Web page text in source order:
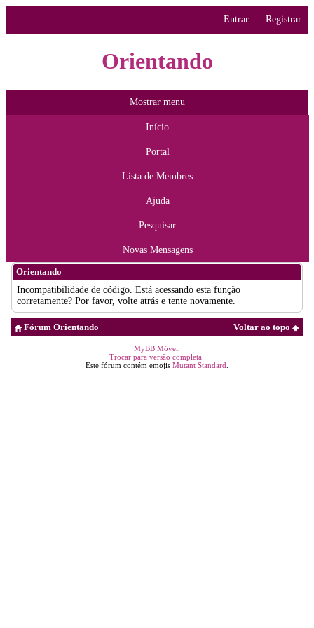
Entrar Registrar
Orientando
Mostrar menu
Início
Portal
Lista de Membres
Ajuda
Pesquisar
Novas Mensagens
Orientando
Incompatibilidade de código. Está acessando esta função
corretamente? Por favor, volte atrás e tente novamente.
Voltar ao topo
Fórum Orientando
MyBB Móvel
Trocar para versão completa
Este fórum contém emojis Mutant Standard